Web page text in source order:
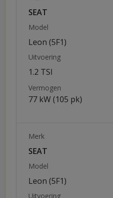
SEAT
Model
Leon (5F1)
Uitvoering
1.2 TSI
Vermogen
77 kW (105 pk)
Merk
SEAT
Model
Leon (5F1)
Uitvoering